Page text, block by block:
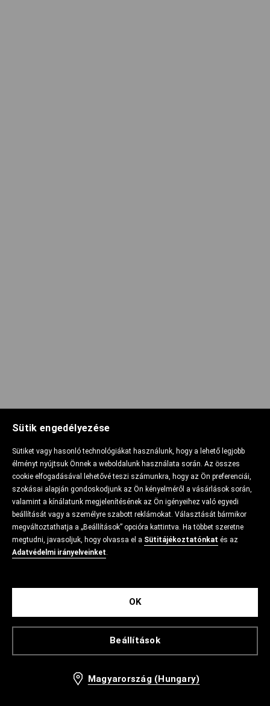
Sütik engedélyezése
Sütiket vagy hasonló technológiákat használunk, hogy a lehető legjobb
élményt nyújtsuk Önnek a weboldalunk használata során. Az összes
cookie elfogadásával lehetővé teszi számunkra, hogy az Ön preferenciái,
szokásai alapján gondoskodjunk az Ön kényelméről a vásárlások során,
valamint a kínálatunk megjelenítésének az Ön igényeihez való egyedi
beállítását vagy a személyre szabott reklámokat. Választását bármikor
megváltoztathatja a „Beállítások” opcióra kattintva. Ha többet szeretne
megtudni, javasoljuk, hogy olvassa el a Sütitájékoztatónkat és az
Adatvédelmi irányelveinket.
Beállítások
OK
Magyarország (Hungary)